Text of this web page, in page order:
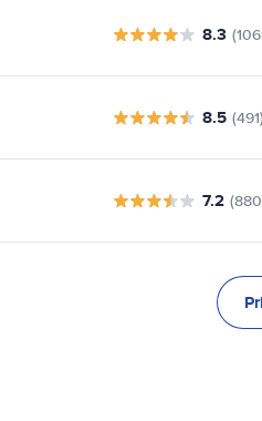
8.3
8.5 (491)
7.2